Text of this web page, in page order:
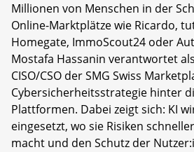
Millionen von Menschen in der
Online-Marktplätze wie Ricardo,
Homegate, ImmoScout24 oder
Mostafa Hassanin verantwortet
CISO/CSO der SMG Swiss
Cybersicherheitsstrategie hinter
Plattformen. Dabei zeigt sich: KI
eingesetzt, wo sie Risiken
macht und den Schutz der